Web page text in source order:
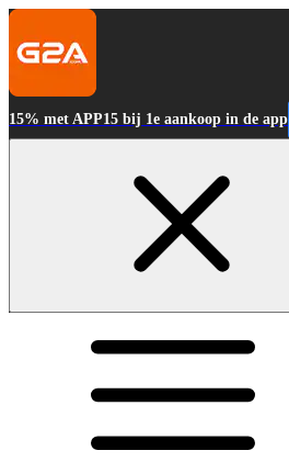
15% met APP15 bij 1e aankoop in de app